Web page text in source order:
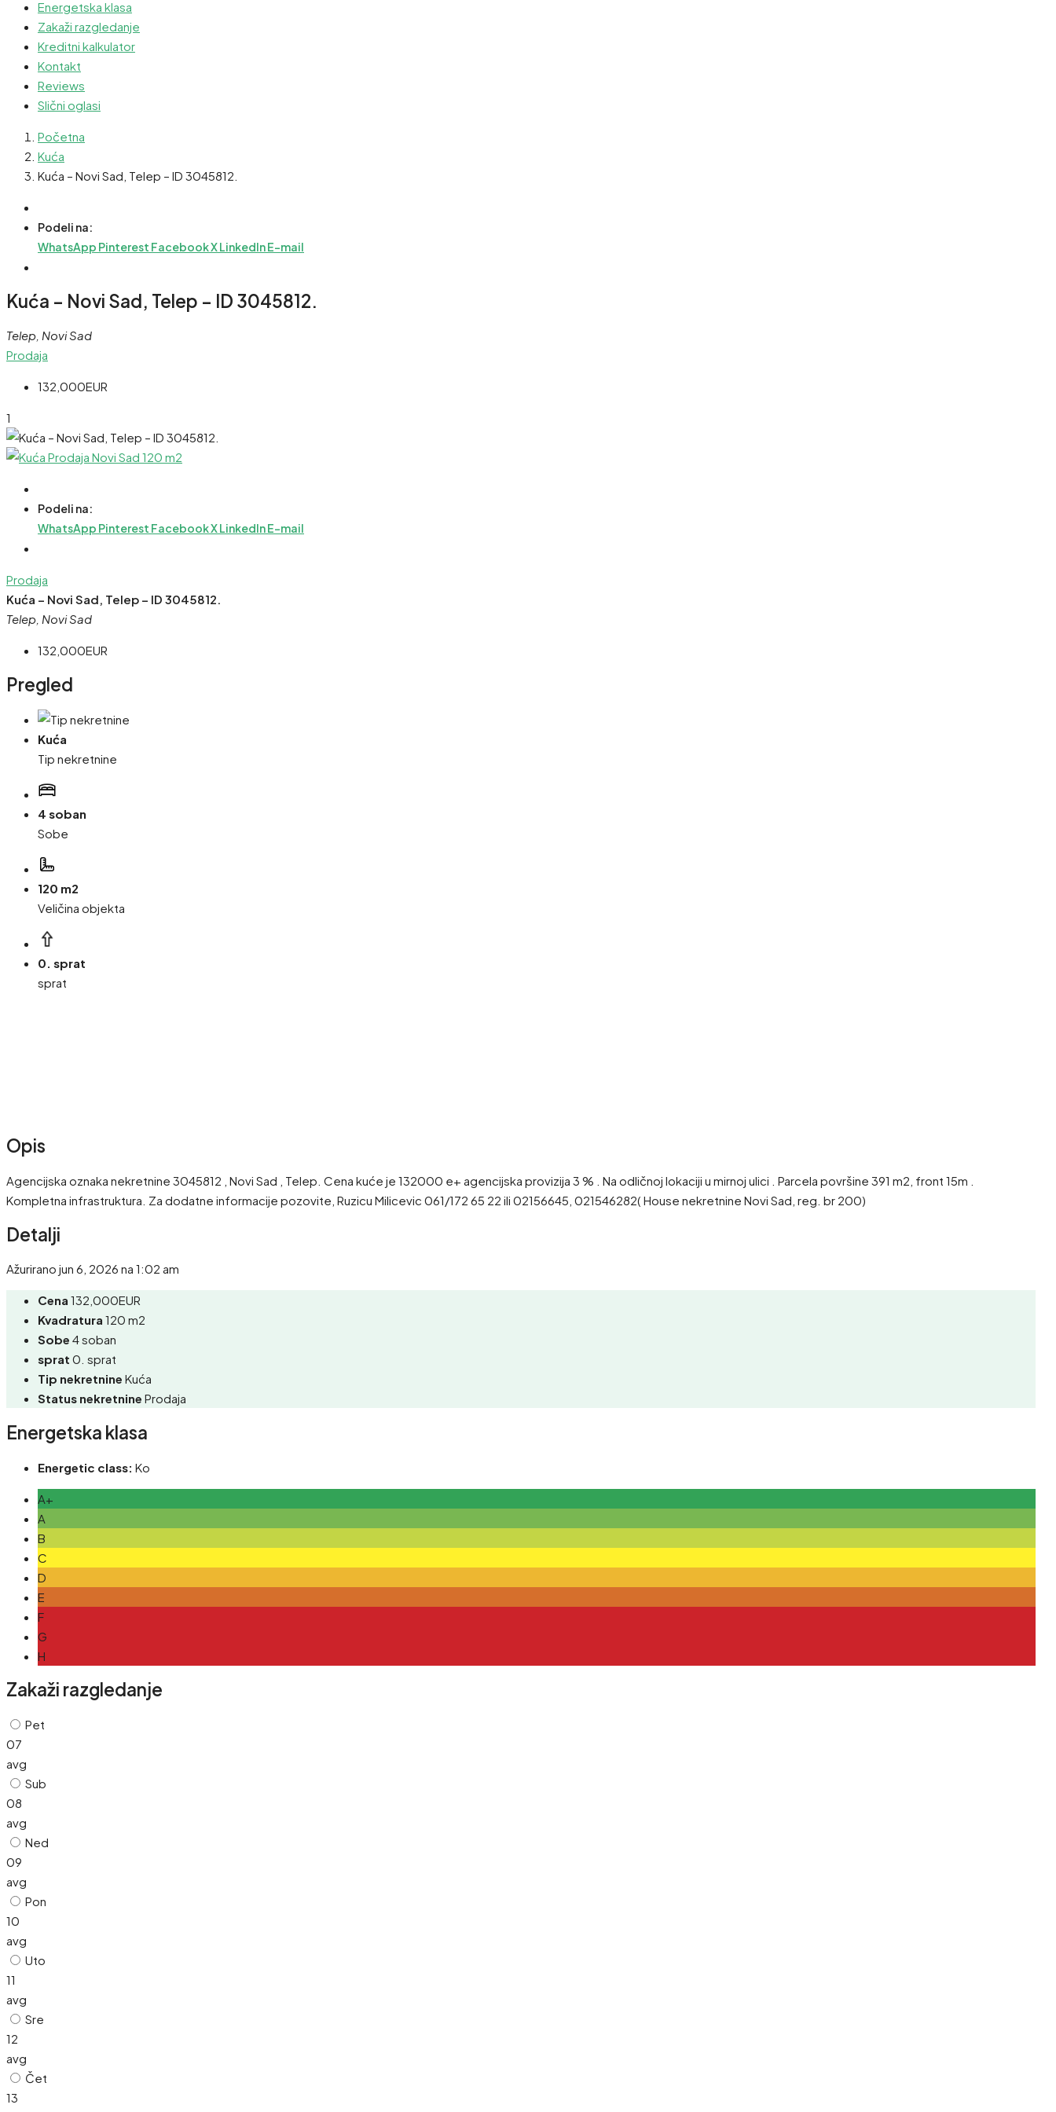
Energetska klasa
Zakaži razgledanje
Kreditni kalkulator
Kontakt
Reviews
Slični oglasi
Početna
Kuća
Kuća – Novi Sad, Telep – ID 3045812.
Podeli na:
WhatsApp Pinterest FacebookXLinkedInE-mail
Kuća – Novi Sad, Telep – ID 3045812.
Telep, Novi Sad
Prodaja
132,000EUR
1
Podeli na:
WhatsApp Pinterest FacebookXLinkedInE-mail
Prodaja
Kuća – Novi Sad, Telep – ID 3045812.
Telep, Novi Sad
132,000EUR
Pregled
Kuća
Tip nekretnine
4 soban
Sobe
120 m2
Veličina objekta
0. sprat
sprat
Opis
Agencijska oznaka nekretnine 3045812 , Novi Sad , Telep. Cena kuće je 132000 e+ agencijska provizija 3 % . Na odličnoj lokaciji u mirnoj ulici . Parcela površine 391 m2, front 15m .
Kompletna infrastruktura. Za dodatne informacije pozovite, Ruzicu Milicevic 061/172 65 22 ili 02156645, 021546282( House nekretnine Novi Sad, reg. br 200)
Detalji
Ažurirano jun 6, 2026 na 1:02 am
Cena 132,000EUR
Kvadratura 120 m2
Sobe 4 soban
sprat 0. sprat
Tip nekretnine Kuća
Status nekretnine Prodaja
Energetska klasa
Energetic class: Ko
A+
A
B
C
D
E
F
G
H
Zakaži razgledanje
Pet
07
avg
Sub
08
avg
Ned
09
avg
Pon
10
avg
Uto
11
avg
Sre
12
avg
Čet
13